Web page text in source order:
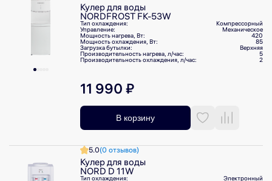
Кулер для воды
NORDFROST FK-53W
Тип охлаждения: Компрессорный
Управление: Механическое
Мощность нагрева, Вт: 420
Мощность охлаждения, Вт: 85
Загрузка бутылки: Верхняя
Производительность нагрева, л/⁠час: 5
Производительность охлаждения, л/⁠час: 2
11 990 ₽
В корзину
5.0(0 отзывов)
Кулер для воды
NORD D 11W
Тип охлаждения: Электронный